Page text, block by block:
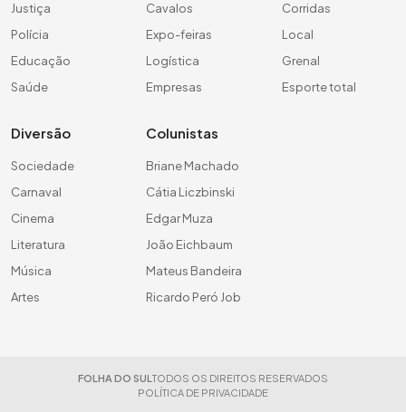
Justiça
Polícia
Educação
Saúde
Cavalos
Expo-feiras
Logística
Empresas
Corridas
Local
Grenal
Esporte total
Diversão
Sociedade
Carnaval
Cinema
Literatura
Música
Artes
Colunistas
Briane Machado
Cátia Liczbinski
Edgar Muza
João Eichbaum
Mateus Bandeira
Ricardo Peró Job
FOLHA DO SUL TODOS OS DIREITOS RESERVADOS
POLÍTICA DE PRIVACIDADE